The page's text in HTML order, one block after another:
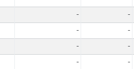
- -
- -
- -
- -